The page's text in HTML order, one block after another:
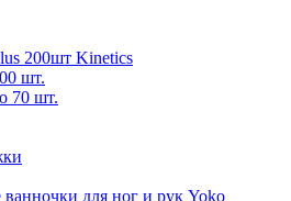
200шт Kinetics
шт.
70 шт.
для ног и рук Yoko